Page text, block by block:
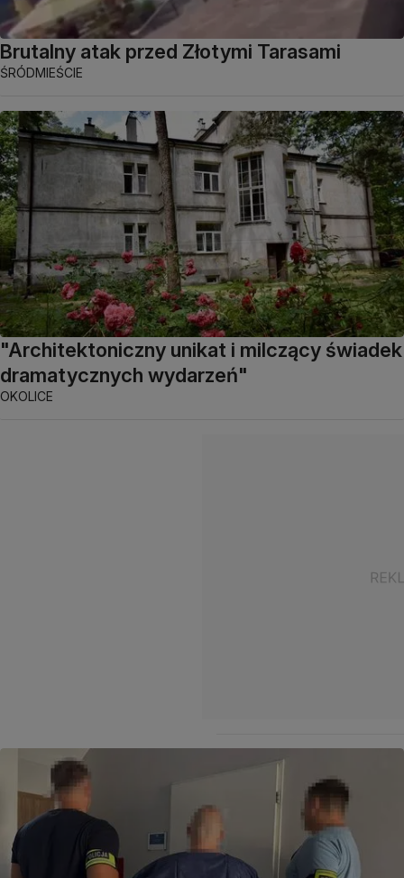
Brutalny atak przed Złotymi Tarasami
ŚRÓDMIEŚCIE
"Architektoniczny unikat i milczący świadek
dramatycznych wydarzeń"
OKOLICE